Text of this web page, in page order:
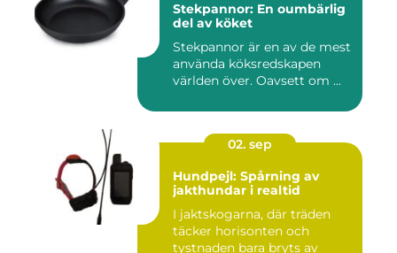
Stekpannor: En oumbärlig
del av köket
Stekpannor är en av de mest
använda köksredskapen
världen över. Oavsett om ...
02. sep
Hundpejl: Spårning av
jakthundar i realtid
I jaktskogarna, där träden
täcker horisonten och
tystnaden bara bryts av